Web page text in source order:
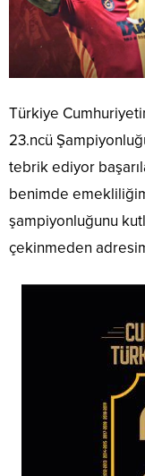
Türkiye
23.ncü
tebrik ediyor
benimde
şampiyonluğunu
çekinmeden